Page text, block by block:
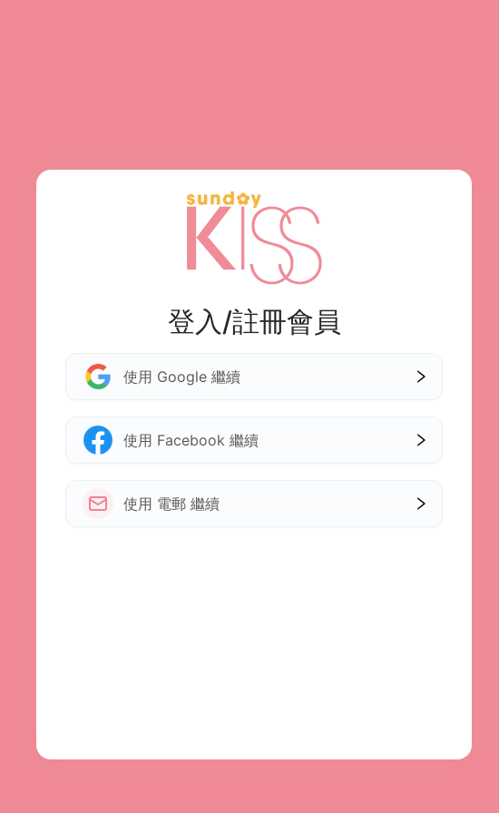
登入/註冊會員
使用 Google 繼續
使用 Facebook 繼續
使用 電郵 繼續